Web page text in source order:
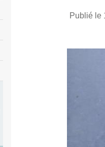
Publié le